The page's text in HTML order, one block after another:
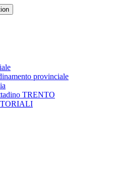
provinciale
TRENTO